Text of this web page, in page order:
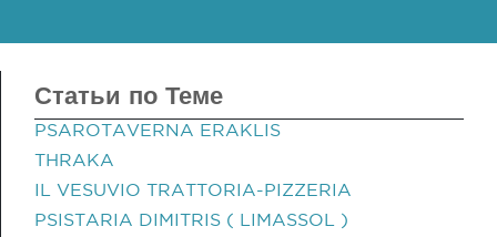
Статьи по Теме
PSAROTAVERNA ERAKLIS
THRAKA
IL VESUVIO TRATTORIA-PIZZERIA
PSISTARIA DIMITRIS ( LIMASSOL )